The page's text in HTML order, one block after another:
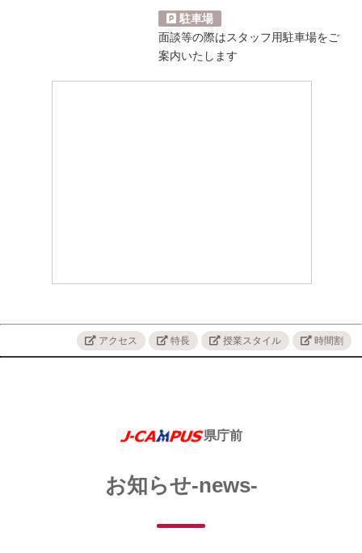
駐車場
面談等の際はスタッフ用駐車場をご
案内いたします
アクセス 特長 授業スタイル 時間割
県庁前
お知らせ-news-